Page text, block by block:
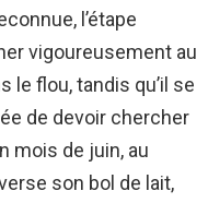
l’étape
vigoureusement au
le flou, tandis qu’il se
de devoir chercher
mois de juin, au
son bol de lait,